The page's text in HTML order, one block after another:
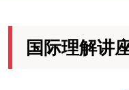
国际理解讲